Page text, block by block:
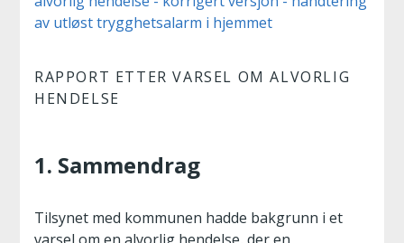
av utløst trygghetsalarm i hjemmet
RAPPORT ETTER VARSEL OM ALVORLIG
HENDELSE
1. Sammendrag
Tilsynet med kommunen hadde bakgrunn i et